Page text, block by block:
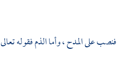
فنصب على المدح ، وأما الذم فقوله تعالى